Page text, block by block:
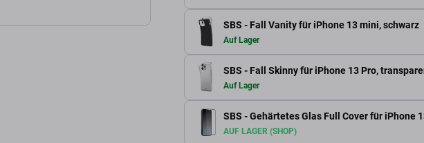
SBS - Fall Vanity für iPhone 13 mini, schwarz
Auf Lager
SBS - Fall Skinny für iPhone 13 Pro,
Auf Lager
SBS - Gehärtetes Glas Full Cover für iPhone
AUF LAGER (SHOP)